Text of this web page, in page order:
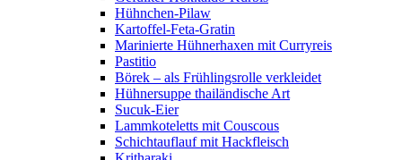
Hühnchen-Pilaw
Kartoffel-Feta-Gratin
Marinierte Hühnerhaxen mit Curryreis
Pastitio
Börek – als Frühlingsrolle verkleidet
Hühnersuppe thailändische Art
Sucuk-Eier
Lammkoteletts mit Couscous
Schichtauflauf mit Hackfleisch